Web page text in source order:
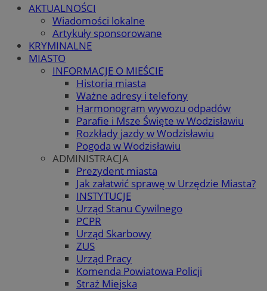
AKTUALNOŚCI
Wiadomości lokalne
Artykuły sponsorowane
KRYMINALNE
MIASTO
INFORMACJE O MIEŚCIE
Historia miasta
Ważne adresy i telefony
Harmonogram wywozu odpadów
Parafie i Msze Święte w Wodzisławiu
Rozkłady jazdy w Wodzisławiu
Pogoda w Wodzisławiu
ADMINISTRACJA
Prezydent miasta
Jak załatwić sprawę w Urzędzie Miasta?
INSTYTUCJE
Urząd Stanu Cywilnego
PCPR
Urząd Skarbowy
ZUS
Urząd Pracy
Komenda Powiatowa Policji
Straż Miejska